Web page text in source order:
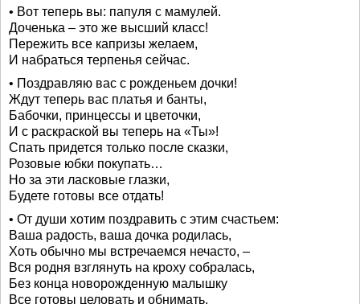
• Вот теперь вы: папуля с мамулей.
Доченька – это же высший класс!
Пережить все капризы желаем,
И набраться терпенья сейчас.
• Поздравляю вас с рожденьем дочки!
Ждут теперь вас платья и банты,
Бабочки, принцессы и цветочки,
И с раскраской вы теперь на «Ты»!
Спать придется только после сказки,
Розовые юбки покупать…
Но за эти ласковые глазки,
Будете готовы все отдать!
• От души хотим поздравить с этим счастьем:
Ваша радость, ваша дочка родилась,
Хоть обычно мы встречаемся нечасто, –
Вся родня взглянуть на кроху собралась,
Без конца новорожденную малышку
Все готовы целовать и обнимать,